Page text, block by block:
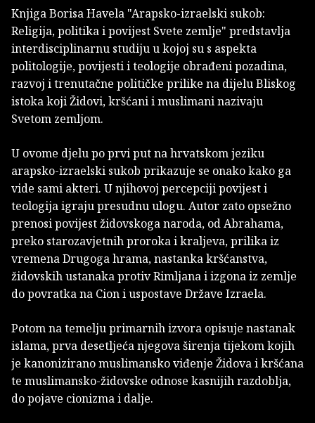
Knjiga Borisa Havela "Arapsko-izraelski sukob:
Religija, politika i povijest Svete zemlje" predstavlja
interdisciplinarnu studiju u kojoj su s aspekta
politologije, povijesti i teologije obrađeni pozadina,
razvoj i trenutačne političke prilike na dijelu Bliskog
istoka koji Židovi, kršćani i muslimani nazivaju
Svetom zemljom.
U ovome djelu po prvi put na hrvatskom jeziku
arapsko-izraelski sukob prikazuje se onako kako ga
vide sami akteri. U njihovoj percepciji povijest i
teologija igraju presudnu ulogu. Autor zato opsežno
prenosi povijest židovskoga naroda, od Abrahama,
preko starozavjetnih proroka i kraljeva, prilika iz
vremena Drugoga hrama, nastanka kršćanstva,
židovskih ustanaka protiv Rimljana i izgona iz zemlje
do povratka na Cion i uspostave Države Izraela.
Potom na temelju primarnih izvora opisuje nastanak
islama, prva desetljeća njegova širenja tijekom kojih
je kanonizirano muslimansko viđenje Židova i kršćana
te muslimansko-židovske odnose kasnijih razdoblja,
do pojave cionizma i dalje.